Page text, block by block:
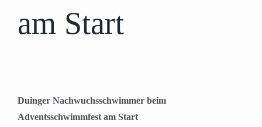
am Start
Duinger Nachwuchsschwimmer beim
Adventsschwimmfest am Start